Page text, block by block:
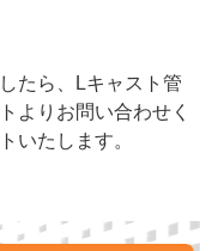
たら、Lキャスト管
よりお問い合わせく
いたします。